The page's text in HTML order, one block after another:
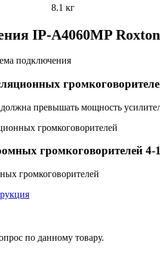
8.1 кг
IP-A4060MP Roxton
превышать мощность
громкоговорителей
по данному товару.